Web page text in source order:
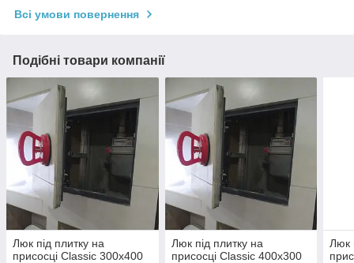
Всі умови повернення
Подібні товари компанії
Люк під плитку на
присосці Classic 300х400
Люк під плитку на
присосці Classic 400х300
Люк